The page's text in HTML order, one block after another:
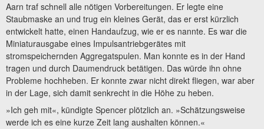
Aarn traf schnell alle nötigen Vorbereitungen. Er legte eine
Staubmaske an und trug ein kleines Gerät, das er erst kürzlich
entwickelt hatte, einen Handaufzug, wie er es nannte. Es war die
Miniaturausgabe eines Impulsantriebgerätes mit
stromspeichernden Aggregatspulen. Man konnte es in der Hand
tragen und durch Daumendruck betätigen. Das würde ihn ohne
Probleme hochheben. Er konnte zwar nicht direkt fliegen, war aber
in der Lage, sich damit senkrecht in die Höhe zu heben.
»Ich geh mit«, kündigte Spencer plötzlich an. »Schätzungsweise
werde ich es eine kurze Zeit lang aushalten können.«